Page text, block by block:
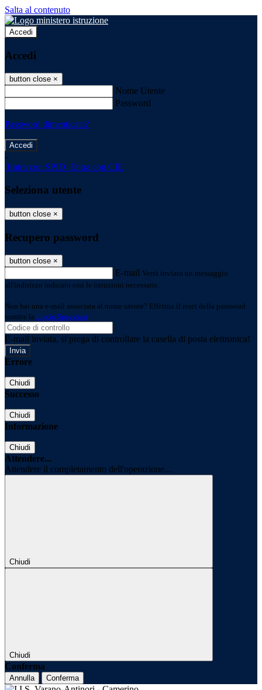
Salta al contenuto
Accedi
Accedi
button close ×
Nome Utente
Password
Password dimenticata?
-
Entra con SPID Entra con CIE
Seleziona utente
button close ×
Recupero password
button close ×
E-mail Verrà inviato un messaggio
all'indirizzo indicato con le istruzioni necessarie.
Non hai una e-mail associata al nome utente? Effettua il reset della password
tramite la Login Spaggiari
E-mail inviata, si prega di controllare la casella di posta elettronica!
Errore
Chiudi
Successo
Chiudi
Informazione
Chiudi
Attendere...
Attendere il completamento dell'operazione...
Chiudi
Chiudi
Conferma
Annulla Conferma